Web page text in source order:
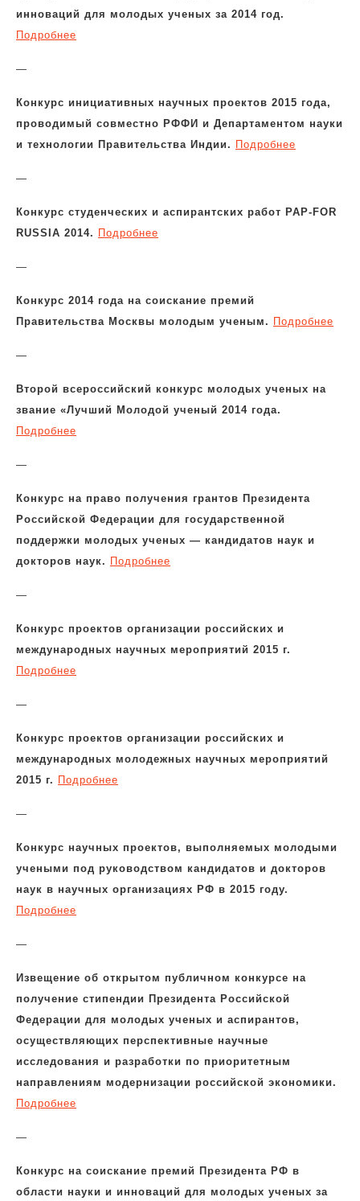
инноваций для молодых ученых за 2014 год.
Подробнее
—
Конкурс инициативных научных проектов 2015 года,
проводимый совместно РФФИ и Департаментом науки
и технологии Правительства Индии. Подробнее
—
Конкурс студенческих и аспирантских работ PAP-FOR
RUSSIA 2014. Подробнее
—
Конкурс 2014 года на соискание премий
Правительства Москвы молодым ученым. Подробнее
—
Второй всероссийский конкурс молодых ученых на
звание «Лучший Молодой ученый 2014 года.
Подробнее
—
Конкурс на право получения грантов Президента
Российской Федерации для государственной
поддержки молодых ученых — кандидатов наук и
докторов наук. Подробнее
—
Конкурс проектов организации российских и
международных научных мероприятий 2015 г.
Подробнее
—
Конкурс проектов организации российских и
международных молодежных научных мероприятий
2015 г. Подробнее
—
Конкурс научных проектов, выполняемых молодыми
учеными под руководством кандидатов и докторов
наук в научных организациях РФ в 2015 году.
Подробнее
—
Извещение об открытом публичном конкурсе на
получение стипендии Президента Российской
Федерации для молодых ученых и аспирантов,
осуществляющих перспективные научные
исследования и разработки по приоритетным
направлениям модернизации российской экономики.
Подробнее
—
Конкурс на соискание премий Президента РФ в
области науки и инноваций для молодых ученых за